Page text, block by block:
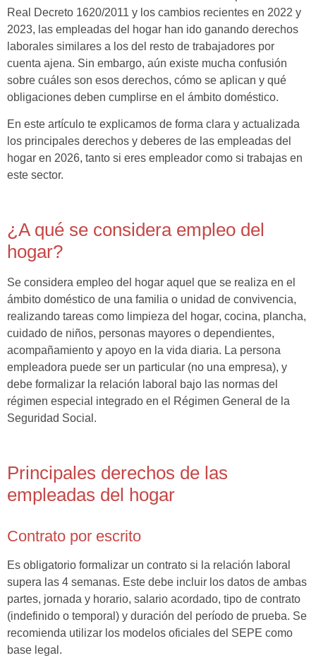
Real Decreto 1620/2011 y los cambios recientes en 2022 y
2023, las empleadas del hogar han ido ganando derechos
laborales similares a los del resto de trabajadores por
cuenta ajena. Sin embargo, aún existe mucha confusión
sobre cuáles son esos derechos, cómo se aplican y qué
obligaciones deben cumplirse en el ámbito doméstico.
En este artículo te explicamos de forma clara y actualizada
los principales derechos y deberes de las empleadas del
hogar en 2026, tanto si eres empleador como si trabajas en
este sector.
¿A qué se considera empleo del
hogar?
Se considera empleo del hogar aquel que se realiza en el
ámbito doméstico de una familia o unidad de convivencia,
realizando tareas como limpieza del hogar, cocina, plancha,
cuidado de niños, personas mayores o dependientes,
acompañamiento y apoyo en la vida diaria. La persona
empleadora puede ser un particular (no una empresa), y
debe formalizar la relación laboral bajo las normas del
régimen especial integrado en el Régimen General de la
Seguridad Social.
Principales derechos de las
empleadas del hogar
Contrato por escrito
Es obligatorio formalizar un contrato si la relación laboral
supera las 4 semanas. Este debe incluir los datos de ambas
partes, jornada y horario, salario acordado, tipo de contrato
(indefinido o temporal) y duración del período de prueba. Se
recomienda utilizar los modelos oficiales del SEPE como
base legal.